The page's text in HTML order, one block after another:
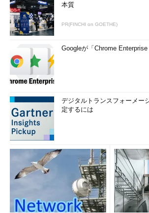
本質
PR(FINCHI on GOETHE)
Googleが「Chrome
デジタルトランスフォーメー
定するには